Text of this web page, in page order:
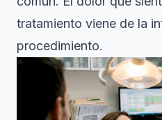
tratamiento viene de la
procedimiento.